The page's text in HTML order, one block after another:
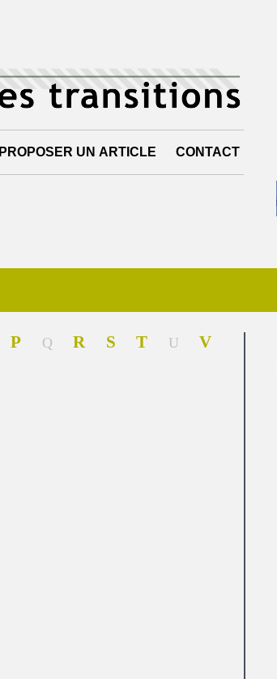
PROPOSER UN ARTICLE CONTACT
P Q R S T U V